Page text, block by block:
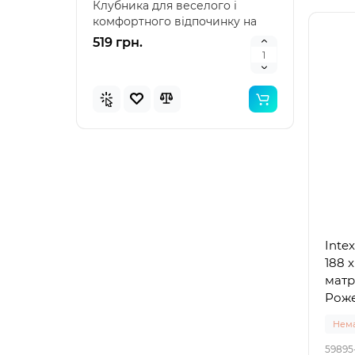
Клубника для веселого і
комфортного відпочинку на
воді Intex 58781 – я..
519 грн. 476
188